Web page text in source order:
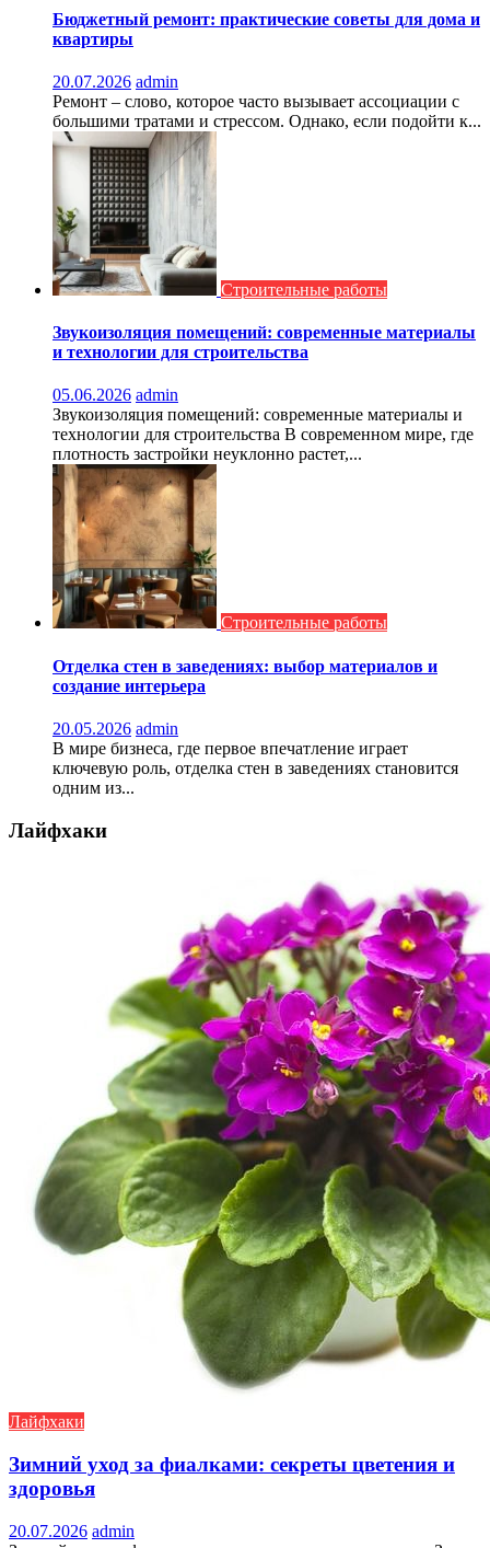
Бюджетный ремонт: практические советы для дома и
квартиры
20.07.2026 admin
Ремонт – слово, которое часто вызывает ассоциации с
большими тратами и стрессом. Однако, если подойти к...
Строительные работы
Звукоизоляция помещений: современные материалы
и технологии для строительства
05.06.2026 admin
Звукоизоляция помещений: современные материалы и
технологии для строительства В современном мире, где
плотность застройки неуклонно растет,...
Строительные работы
Отделка стен в заведениях: выбор материалов и
создание интерьера
20.05.2026 admin
В мире бизнеса, где первое впечатление играет
ключевую роль, отделка стен в заведениях становится
одним из...
Лайфхаки
Лайфхаки
Зимний уход за фиалками: секреты цветения и
здоровья
20.07.2026 admin